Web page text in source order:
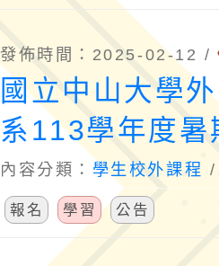
發佈時間：2025-02-12 /
國立中山大學
系113學年度暑
隊訊息
內容分類： 學生校外課程
報名 學習 公告